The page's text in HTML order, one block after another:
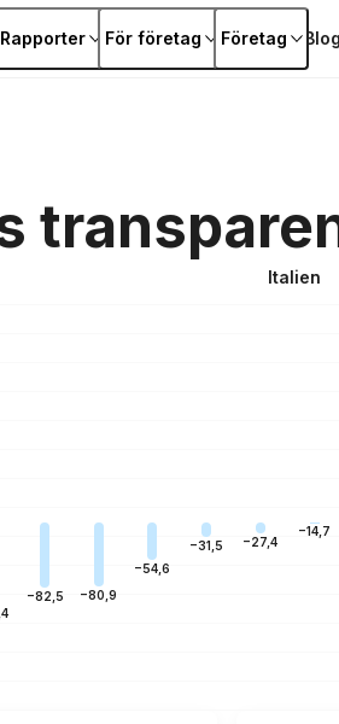
Rapporter För företag Företag
Italien
−82,5 −80,9
−54,6
−31,5 −27,4
−14,7